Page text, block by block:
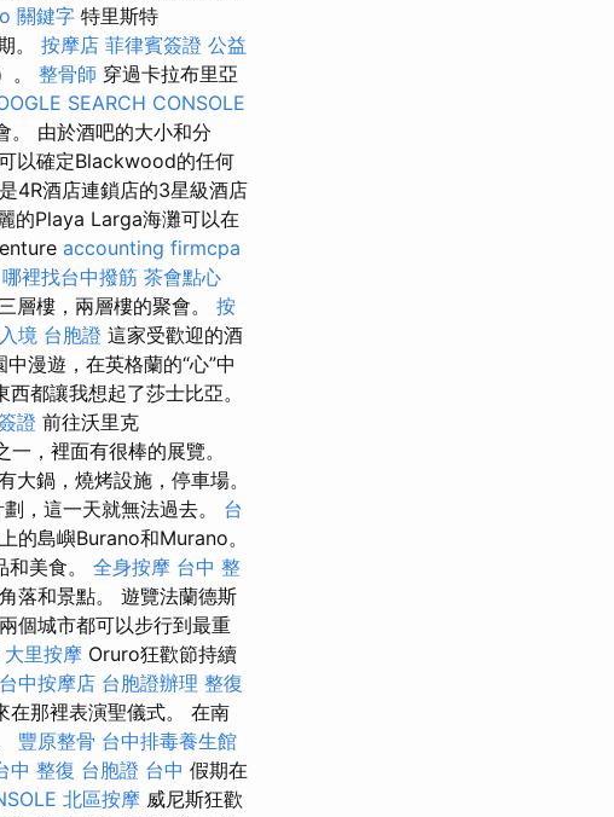
關鍵字 特里斯特
。 按摩店 菲律賓簽證 公益
。 整骨師 穿過卡拉布里亞
SEARCH CONSOLE
。 由於酒吧的大小和分
以確定Blackwood的任何
4R酒店連鎖店的3星級酒店
的Playa Larga海灘可以在
accounting firmcpa
哪裡找台中撥筋 茶會點心
層樓，兩層樓的聚會。 按
境 台胞證 這家受歡迎的酒
漫遊，在英格蘭的“心”中
都讓我想起了莎士比亞。
證 前往沃里克
，裡面有很棒的展覽。
鍋，燒烤設施，停車場。
，這一天就無法過去。 台
的島嶼Burano和Murano。
美食。 全身按摩 台中 整
落和景點。 遊覽法蘭德斯
個城市都可以步行到最重
大里按摩 Oruro狂歡節持續
台中按摩店 台胞證辦理 整復
在那裡表演聖儀式。 在南
豐原整骨 台中排毒養生館
中 整復 台胞證 台中 假期在
北區按摩 威尼斯狂歡